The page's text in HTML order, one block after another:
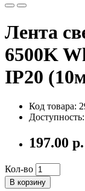
Лента
6500K
IP20
Код товара:
197.00 р.
Кол-во
В корзину